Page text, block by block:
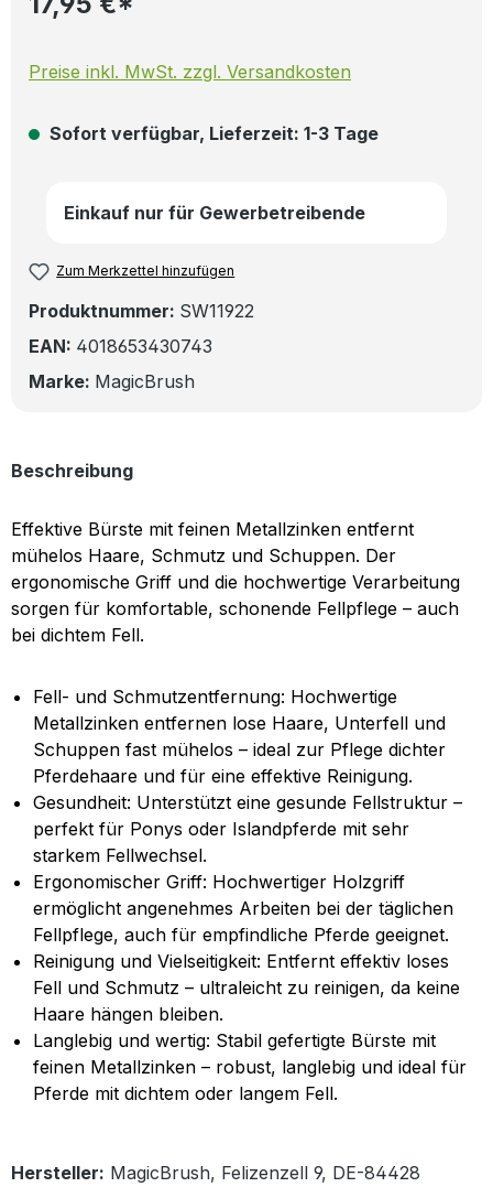
Preise inkl. MwSt. zzgl. Versandkosten
Sofort verfügbar, Lieferzeit: 1-3 Tage
Einkauf nur für Gewerbetreibende
Zum Merkzettel hinzufügen
Produktnummer: SW11922
EAN: 4018653430743
Marke: MagicBrush
Beschreibung
Effektive Bürste mit feinen Metallzinken entfernt
mühelos Haare, Schmutz und Schuppen. Der
ergonomische Griff und die hochwertige Verarbeitung
sorgen für komfortable, schonende Fellpflege – auch
bei dichtem Fell.
Fell- und Schmutzentfernung: Hochwertige
Metallzinken entfernen lose Haare, Unterfell und
Schuppen fast mühelos – ideal zur Pflege dichter
Pferdehaare und für eine effektive Reinigung.
Gesundheit: Unterstützt eine gesunde Fellstruktur –
perfekt für Ponys oder Islandpferde mit sehr
starkem Fellwechsel.
Ergonomischer Griff: Hochwertiger Holzgriff
ermöglicht angenehmes Arbeiten bei der täglichen
Fellpflege, auch für empfindliche Pferde geeignet.
Reinigung und Vielseitigkeit: Entfernt effektiv loses
Fell und Schmutz – ultraleicht zu reinigen, da keine
Haare hängen bleiben.
Langlebig und wertig: Stabil gefertigte Bürste mit
feinen Metallzinken – robust, langlebig und ideal für
Pferde mit dichtem oder langem Fell.
Hersteller: MagicBrush, Felizenzell 9, DE-84428